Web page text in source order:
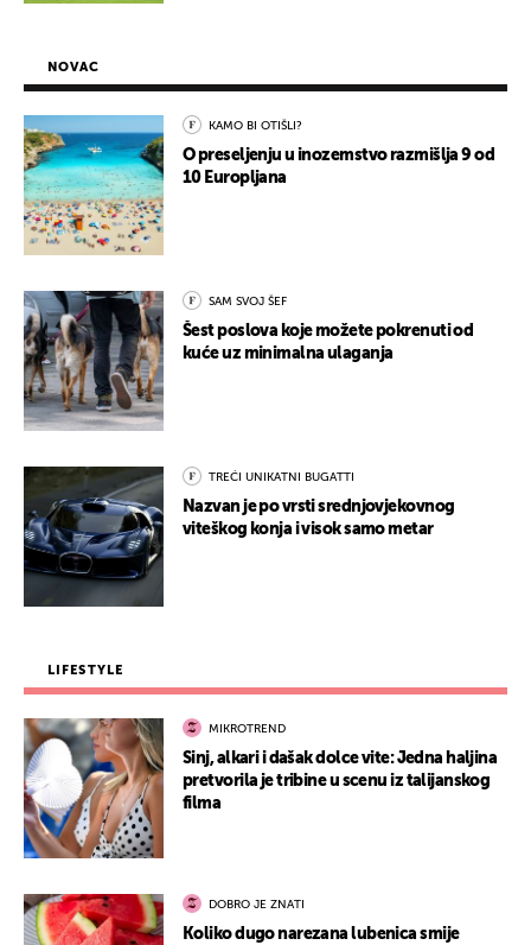
NOVAC
KAMO BI OTIŠLI?
O preseljenju u inozemstvo razmišlja 9 od
10 Europljana
SAM SVOJ ŠEF
Šest poslova koje možete pokrenuti od
kuće uz minimalna ulaganja
TREĆI UNIKATNI BUGATTI
Nazvan je po vrsti srednjovjekovnog
viteškog konja i visok samo metar
LIFESTYLE
MIKROTREND
Sinj, alkari i dašak dolce vite: Jedna haljina
pretvorila je tribine u scenu iz talijanskog
filma
DOBRO JE ZNATI
Koliko dugo narezana lubenica smije